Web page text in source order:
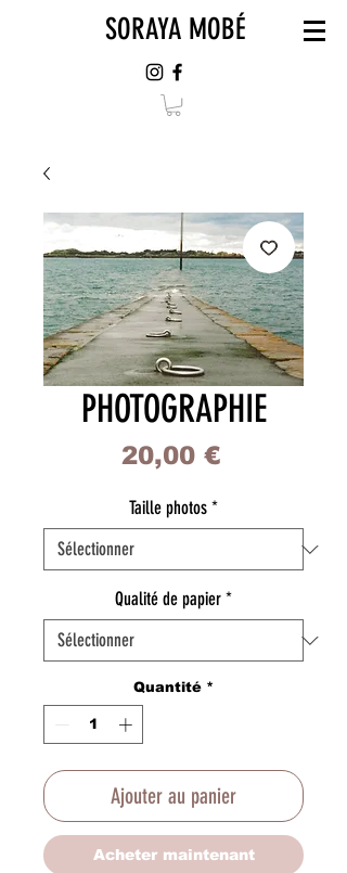
SORAYA MOBÉ
PHOTOGRAPHIE
20,00 €Prix
Taille photos *
Qualité de papier *
Quantité *
Ajouter au panier
Acheter maintenant